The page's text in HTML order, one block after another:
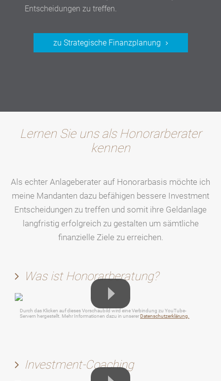
Entscheidungen zu treffen.
zu Strategische Finanzplanung
Lernen Sie uns als Honorarberater
kennen
Als echter Anlageberater auf Honorarbasis möchte ich
meine Mandanten dazu befähigen bessere Investment
Entscheidungen zu treffen und somit ihre Geldanlage
langfristig erfolgreich zu gestalten um sämtliche
finanzielle Ziele zu erreichen.
Was ist Honorarberatung?
Durch das Klicken auf dieses Vorschaubild wird eine Verbindung zu YouTube-
Servern hergestellt. Mehr Informationen dazu in unsererDatenschutzerklärung.
Investment-Coaching